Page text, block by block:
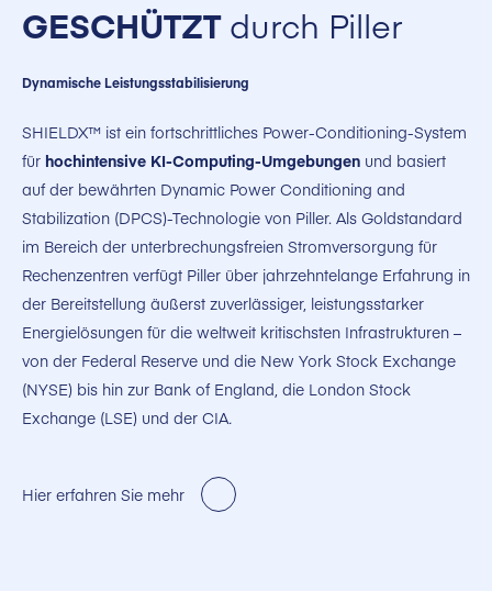
GESCHÜTZTdurch Piller
Dynamische Leistungsstabilisierung
SHIELDX™ ist ein fortschrittliches Power-Conditioning-System
für hochintensive KI-Computing-Umgebungen und basiert
auf der bewährten Dynamic Power Conditioning and
Stabilization (DPCS)-Technologie von Piller. Als Goldstandard
im Bereich der unterbrechungsfreien Stromversorgung für
Rechenzentren verfügt Piller über jahrzehntelange Erfahrung in
der Bereitstellung äußerst zuverlässiger, leistungsstarker
Energielösungen für die weltweit kritischsten Infrastrukturen –
von der Federal Reserve und die New York Stock Exchange
(NYSE) bis hin zur Bank of England, die London Stock
Exchange (LSE) und der CIA.
Hier erfahren Sie mehr